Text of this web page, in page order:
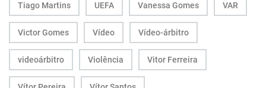
Tiago Martins UEFA Vanessa Gomes VAR
Victor Gomes Vídeo Vídeo-árbitro
videoárbitro Violência Vitor Ferreira